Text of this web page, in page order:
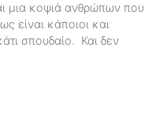
μια κοψιά ανθρώπων που
είναι κάποιοι και
σπουδαίο. Και δεν